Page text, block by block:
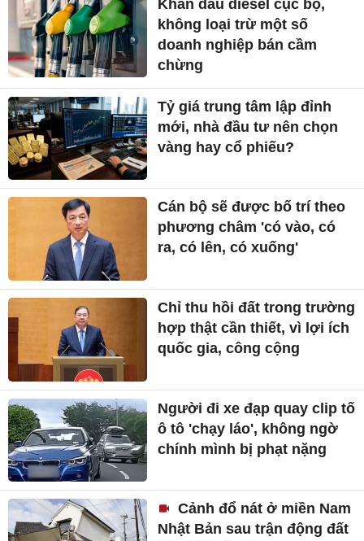
Khan dầu diesel cục bộ,
không loại trừ một số
doanh nghiệp bán cầm
chừng
Tỷ giá trung tâm lập đỉnh
mới, nhà đầu tư nên chọn
vàng hay cổ phiếu?
Cán bộ sẽ được bố trí theo
phương châm 'có vào, có
ra, có lên, có xuống'
Chỉ thu hồi đất trong trường
hợp thật cần thiết, vì lợi ích
quốc gia, công cộng
Người đi xe đạp quay clip tố
ô tô 'chạy láo', không ngờ
chính mình bị phạt nặng
Cảnh đổ nát ở miền Nam
Nhật Bản sau trận động đất